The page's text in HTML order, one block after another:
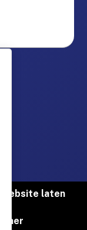
Website laten